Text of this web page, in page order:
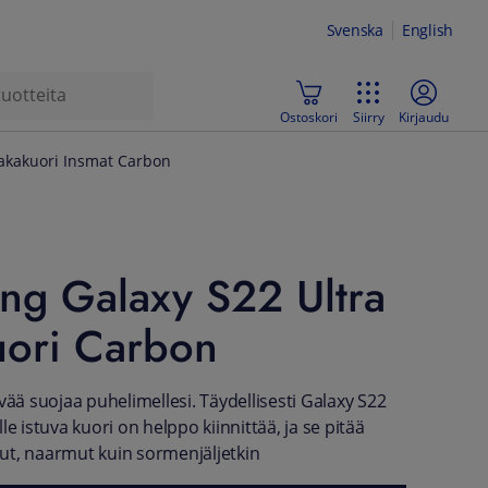
Svenska English
Ostoskori Siirry Kirjaudu
Insmat Carbon
Galaxy S22 Ultra
Carbon
suojaa puhelimellesi. Täydellisesti Galaxy S22
istuva kuori on helppo kiinnittää, ja se pitää
naarmut kuin sormenjäljetkin